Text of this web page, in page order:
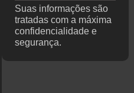
palcos
Suas informações são
tratadas com a máxima
confidencialidade e
segurança.